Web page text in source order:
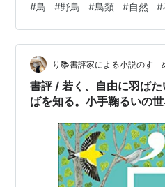
れ替えをせず、不足分を補う
を、1日かかっての、おおしご
#鳥 #野鳥 #鳥類 #自然 #
り📚書評家による小説のすゝ
書評 / 若く、自由に羽ば
ばを知る。小手鞠るいの